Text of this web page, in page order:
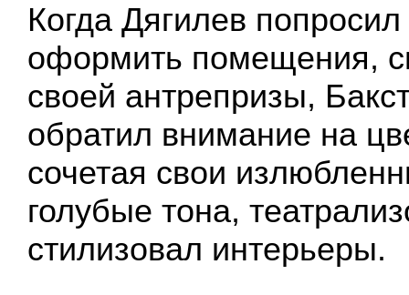
Когда Дягилев
оформить помещения,
своей антрепризы,
обратил внимание на
сочетая свои
голубые тона,
стилизовал интерьеры.